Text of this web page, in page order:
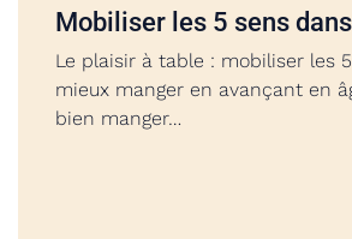
Mobiliser les 5 sens
Le plaisir à table : mobiliser les
mieux manger en avançant en
bien manger…